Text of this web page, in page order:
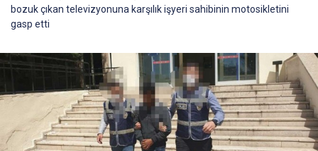
bozuk çıkan televizyonuna karşılık işyeri sahibinin motosikletini
gasp etti